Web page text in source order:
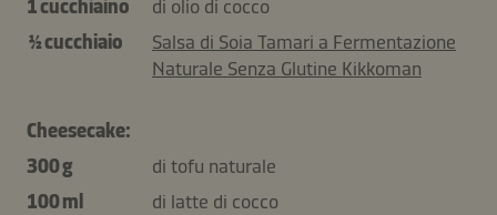
1 cucchiaino
di olio di cocco
½ cucchiaio
Salsa di Soia Tamari a Fermentazione
Naturale Senza Glutine Kikkoman
Cheesecake:
300 g
di tofu naturale
100 ml
di latte di cocco